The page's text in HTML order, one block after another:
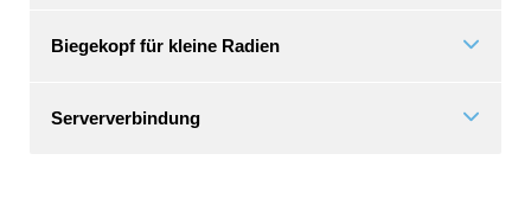
Biegekopf für kleine Radien
Serververbindung